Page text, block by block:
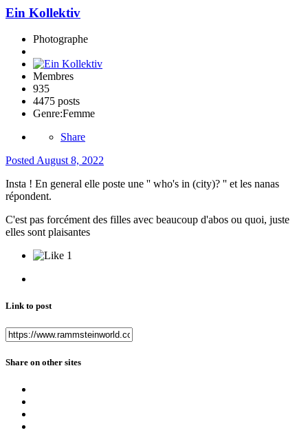
Ein Kollektiv
Photographe
Membres
935
4475 posts
Genre:Femme
Share
Posted August 8, 2022
Insta ! En general elle poste une '' who's in (city)? '' et les nanas
répondent.
C'est pas forcément des filles avec beaucoup d'abos ou quoi, juste
elles sont plaisantes
1
Link to post
Share on other sites